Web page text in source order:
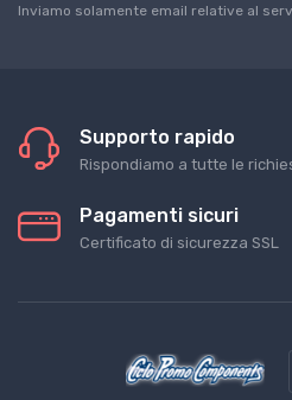
Inviamo solamente email relative al
Supporto rapido
Rispondiamo a tutte le
Pagamenti sicuri
Certificato di sicurezza SSL